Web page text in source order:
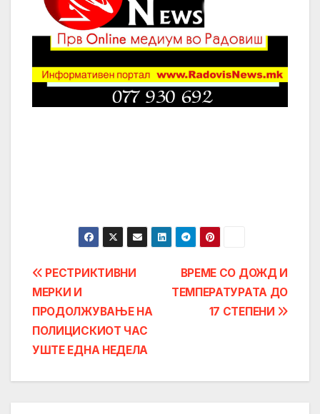
Post
navigation
ВРЕМЕ СО ДОЖД И
ТЕМПЕРАТУРАТА ДО
17 СТЕПЕНИ
РЕСТРИКТИВНИ
МЕРКИ И
ПРОДОЛЖУВАЊЕ НА
ПОЛИЦИСКИОТ ЧАС
УШТЕ ЕДНА НЕДЕЛА